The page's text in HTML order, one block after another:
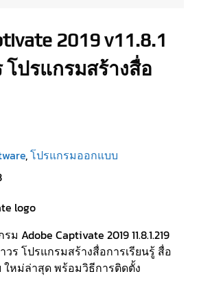
2019 v11.8.1
โปรแกรมสร้างสื่อ
,โปรแกรมออกแบบ
Adobe Captivate 2019 11.8.1.219
วร โปรแกรมสร้างสื่อการเรียนรู้ สื่อ
ใหม่ล่าสุด พร้อมวิธีการติดตั้ง